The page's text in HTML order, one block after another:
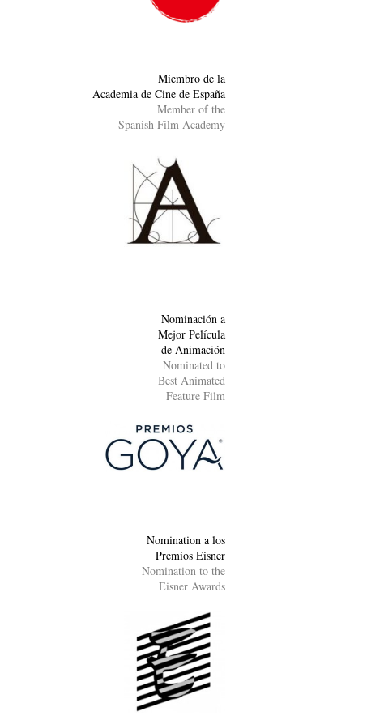
Miembro de la
Academia de Cine de España
Member of the
Spanish Film Academy
Nominación a
Mejor Película
de Animación
Nominated to
Best Animated
Feature Film
Nomination a los
Premios Eisner
Nomination to the
Eisner Awards